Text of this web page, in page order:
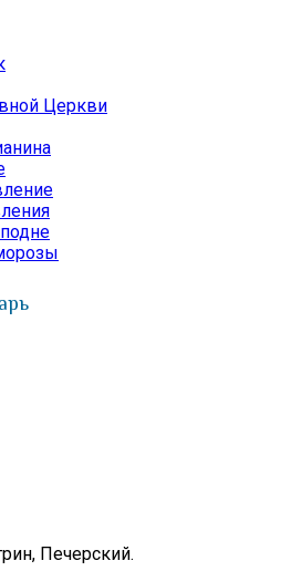
Церкви
Печерский.